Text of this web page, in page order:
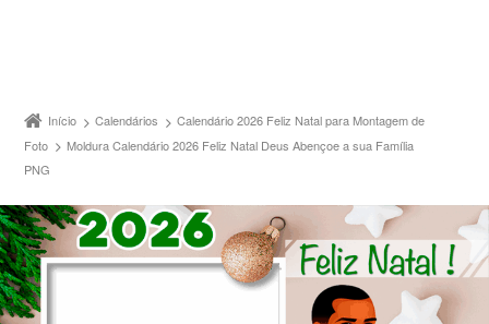
Início Calendários
Calendário 2026 Feliz Natal para Montagem de
Foto
Moldura Calendário 2026 Feliz Natal Deus Abençoe a sua Família
PNG